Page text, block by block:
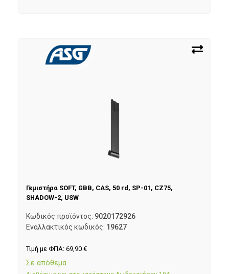
Γεμιστήρα SOFT, GBB, CAS, 50 rd, SP-01, CZ75,
SHADOW-2, USW
Κωδικός προϊόντος: 9020172926
Εναλλακτικός κωδικός: 19627
Τιμή με ΦΠΑ: 69,90 €
Σε απόθεμα